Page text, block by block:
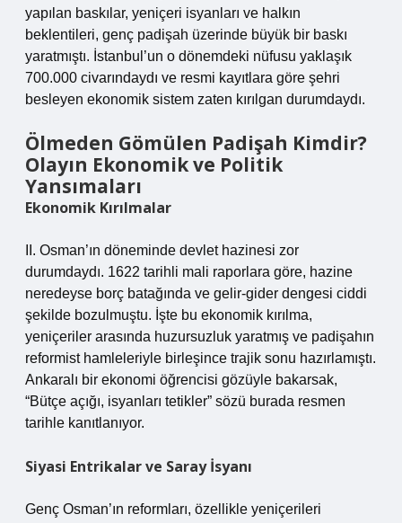
yapılan baskılar, yeniçeri isyanları ve halkın
beklentileri, genç padişah üzerinde büyük bir baskı
yaratmıştı. İstanbul’un o dönemdeki nüfusu yaklaşık
700.000 civarındaydı ve resmi kayıtlara göre şehri
besleyen ekonomik sistem zaten kırılgan durumdaydı.
Ölmeden Gömülen Padişah Kimdir?
Olayın Ekonomik ve Politik
Yansımaları
Ekonomik Kırılmalar
II. Osman’ın döneminde devlet hazinesi zor
durumdaydı. 1622 tarihli mali raporlara göre, hazine
neredeyse borç batağında ve gelir-gider dengesi ciddi
şekilde bozulmuştu. İşte bu ekonomik kırılma,
yeniçeriler arasında huzursuzluk yaratmış ve padişahın
reformist hamleleriyle birleşince trajik sonu hazırlamıştı.
Ankaralı bir ekonomi öğrencisi gözüyle bakarsak,
“Bütçe açığı, isyanları tetikler” sözü burada resmen
tarihle kanıtlanıyor.
Siyasi Entrikalar ve Saray İsyanı
Genç Osman’ın reformları, özellikle yeniçerileri